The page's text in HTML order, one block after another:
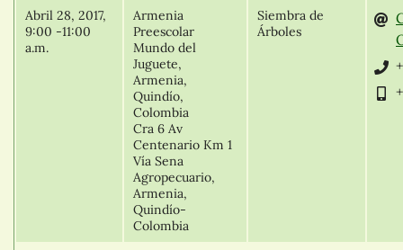
Abril 28, 2017,
9:00 -11:00
a.m.
Armenia
Preescolar
Mundo del
Juguete,
Armenia,
Quindío,
Colombia
Cra 6 Av
Centenario Km 1
Vía Sena
Agropecuario,
Armenia,
Quindío-
Colombia
Siembra de
Árboles